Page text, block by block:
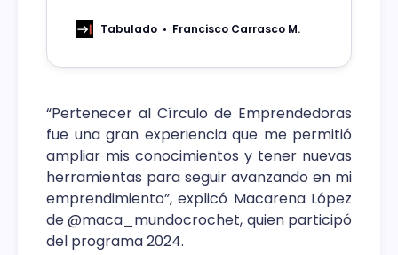
medianos y pequeños comercios.
Tabulado Francisco Carrasco M.
“Pertenecer al Círculo de Emprendedoras
fue una gran experiencia que me permitió
ampliar mis conocimientos y tener nuevas
herramientas para seguir avanzando en mi
emprendimiento”, explicó Macarena López
de @maca_mundocrochet, quien participó
del programa 2024.